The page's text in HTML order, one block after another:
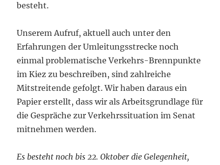
besteht.
Unserem Aufruf, aktuell auch unter den
Erfahrungen der Umleitungsstrecke noch
einmal problematische Verkehrs-Brennpunkte
im Kiez zu beschreiben, sind zahlreiche
Mitstreitende gefolgt. Wir haben daraus ein
Papier erstellt, dass wir als Arbeitsgrundlage für
die Gespräche zur Verkehrssituation im Senat
mitnehmen werden.
Es besteht noch bis 22. Oktober die Gelegenheit,